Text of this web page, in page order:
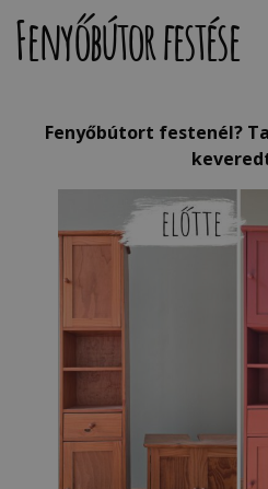
Fenyőbútor festése
Fenyőbútort festenél?